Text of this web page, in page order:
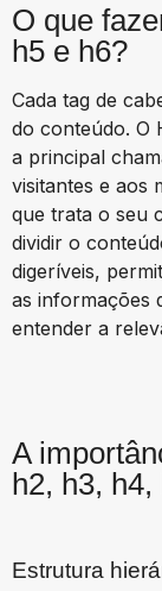
O que
h5 e h6?
Cada tag de
do conteúdo. O
a principal
visitantes e aos
que trata o seu
dividir o
digeríveis,
as informações
entender a
A
h2, h3, h4,
Estrutura